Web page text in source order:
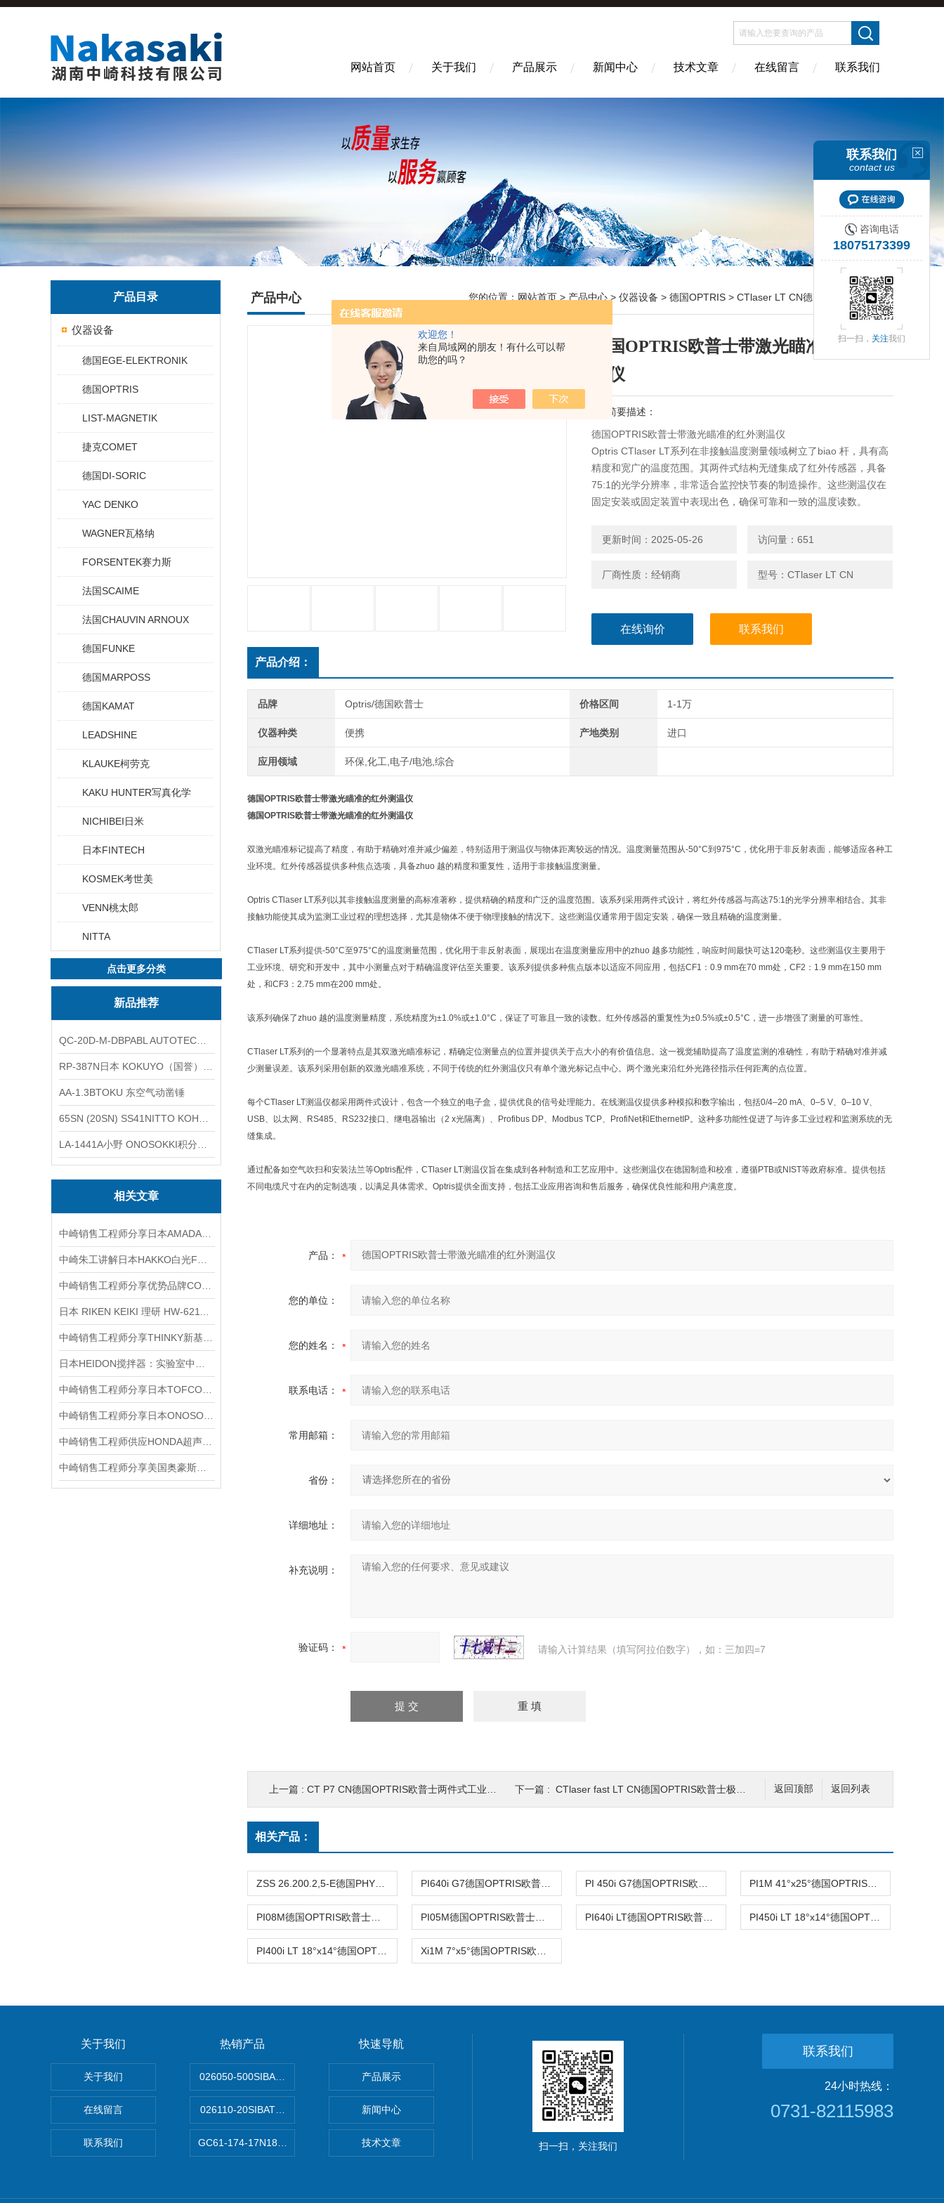
欢迎您！
来自局域网的朋友！有什么可以帮
助您的吗？
网站首页 关于我们 产品展示 新闻中心 技术文章 在线留言 联系我们
产品目录
仪器设备
德国EGE-ELEKTRONIK
德国OPTRIS
LIST-MAGNETIK
捷克COMET
德国DI-SORIC
YAC DENKO
WAGNER瓦格纳
FORSENTEK赛力斯
法国SCAIME
法国CHAUVIN ARNOUX
德国FUNKE
德国MARPOSS
德国KAMAT
LEADSHINE
KLAUKE柯劳克
KAKU HUNTER写真化学
NICHIBEI日米
日本FINTECH
KOSMEK考世美
VENN桃太郎
NITTA
点击更多分类
新品推荐
AA-1.3BTOKU 东空气动凿锤
相关文章
产品中心 您的位置： 网站首页 > 产品中心 > 仪器设备 > 德国OPTRIS > CTlaser LT CN德国OPTRIS欧普士带激光瞄准的红外测温仪
德国OPTRIS欧普士带激光瞄准的红外测
温仪
简要描述：
德国OPTRIS欧普士带激光瞄准的红外测温仪
Optris CTlaser LT系列在非接触温度测量领域树立了biao 杆，具有高
精度和宽广的温度范围。其两件式结构无缝集成了红外传感器，具备
75:1的光学分辨率，非常适合监控快节奏的制造操作。这些测温仪在
固定安装或固定装置中表现出色，确保可靠和一致的温度读数。
更新时间：2025-05-26 访问量：651
厂商性质：经销商 型号：CTlaser LT CN
在线询价 联系我们
产品介绍：
品牌 Optris/德国欧普士 价格区间 1-1万
仪器种类 便携 产地类别 进口
应用领域 环保,化工,电子/电池,综合
德国OPTRIS欧普士带激光瞄准的红外测温仪
德国OPTRIS欧普士带激光瞄准的红外测温仪
双激光瞄准标记提高了精度，有助于精确对准并减少偏差，特别适用于测温仪与物体距离较远的情况。温度测量范围从-50°C到975°C，优化用于非反射表面，能够适应各种工
业环境。红外传感器提供多种焦点选项，具备zhuo 越的精度和重复性，适用于非接触温度测量。
Optris CTlaser LT系列以其非接触温度测量的高标准著称，提供精确的精度和广泛的温度范围。该系列采用两件式设计，将红外传感器与高达75:1的光学分辨率相结合。其非
接触功能使其成为监测工业过程的理想选择，尤其是物体不便于物理接触的情况下。这些测温仪通常用于固定安装，确保一致且精确的温度测量。
CTlaser LT系列提供-50°C至975°C的温度测量范围，优化用于非反射表面，展现出在温度测量应用中的zhuo 越多功能性，响应时间最快可达120毫秒。这些测温仪主要用于
工业环境、研究和开发中，其中小测量点对于精确温度评估至关重要。该系列提供多种焦点版本以适应不同应用，包括CF1：0.9 mm在70 mm处，CF2：1.9 mm在150 mm
处，和CF3：2.75 mm在200 mm处。
该系列确保了zhuo 越的温度测量精度，系统精度为±1.0%或±1.0°C，保证了可靠且一致的读数。红外传感器的重复性为±0.5%或±0.5°C，进一步增强了测量的可靠性。
CTlaser LT系列的一个显著特点是其双激光瞄准标记，精确定位测量点的位置并提供关于点大小的有价值信息。这一视觉辅助提高了温度监测的准确性，有助于精确对准并减
少测量误差。该系列采用创新的双激光瞄准系统，不同于传统的红外测温仪只有单个激光标记点中心。两个激光束沿红外光路径指示任何距离的点位置。
每个CTlaser LT测温仪都采用两件式设计，包含一个独立的电子盒，提供优良的信号处理能力。在线测温仪提供多种模拟和数字输出，包括0/4–20 mA、0–5 V、0–10 V、
USB、以太网、RS485、RS232接口、继电器输出（2 x光隔离）、Profibus DP、Modbus TCP、ProfiNet和EthernetIP。这种多功能性促进了与许多工业过程和监测系统的无
缝集成。
通过配备如空气吹扫和安装法兰等Optris配件，CTlaser LT测温仪旨在集成到各种制造和工艺应用中。这些测温仪在德国制造和校准，遵循PTB或NIST等政府标准。提供包括
不同电缆尺寸在内的定制选项，以满足具体需求。Optris提供全面支持，包括工业应用咨询和售后服务，确保优良性能和用户满意度。
产品：
您的单位：
您的姓名：
联系电话：
常用邮箱：
省份：
详细地址：
补充说明：
验证码： 请输入计算结果（填写阿拉伯数字），如：三加四=7
返回列表
返回顶部
上一篇 : CT P7 CN德国OPTRIS欧普士两件式工业红外测温仪 下一篇 : CTlaser fast LT CN德国OPTRIS欧普士极速工业红外测温仪
相关产品：
关于我们
关于我们
在线留言
联系我们
热销产品
026050-500SIBATA 500mL容量瓶
026110-20SIBATA柴田科学 玻璃粘度计
GC61-174-17N183XXXXX0NAGANO KEIKI长野压力表
快速导航
产品展示
新闻中心
技术文章 扫一扫，关注我们
联系我们
24小时热线：
0731-82115983
联系我们
contact us
咨询电话
18075173399
扫一扫， 关注我们